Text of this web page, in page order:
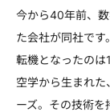
今から40年前、
た会社が同社です。
転機となったの
空学から生まれ
ーズ。その技術